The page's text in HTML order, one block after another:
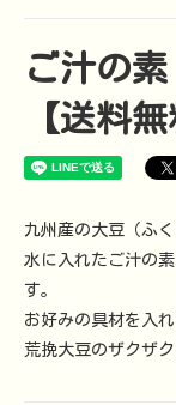
ご汁の
【送料無
九州産の大豆（ふ
水に入れたご汁の
す。
お好みの具材を入
荒挽大豆のザクザ